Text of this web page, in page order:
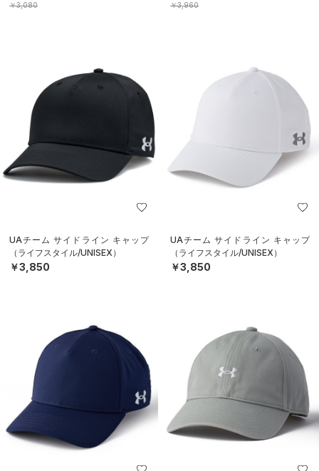
￥3,080
￥3,960
UAチーム サイドライン キャップ
（ライフスタイル/UNISEX）
￥3,850
UAチーム サイドライン キャップ
（ライフスタイル/UNISEX）
￥3,850